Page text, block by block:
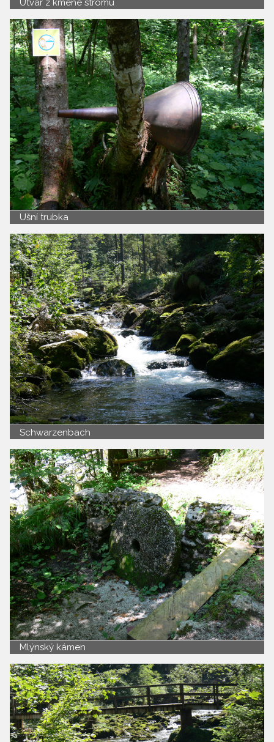
Útvar z kmene stromu
Ušní trubka
Schwarzenbach
Mlýnský kámen